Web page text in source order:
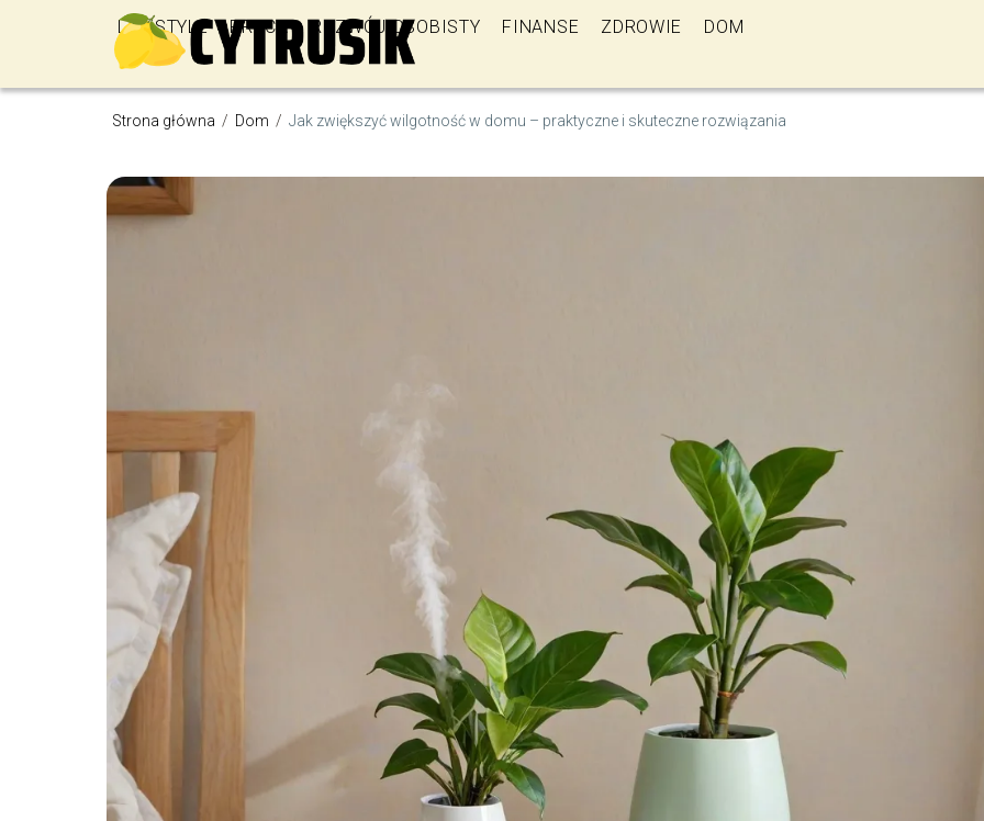
LIFESTYLE PRACA ROZWÓJ OSOBISTY FINANSE ZDROWIE DOM
Strona główna / Dom / Jak zwiększyć wilgotność w domu – praktyczne i skuteczne rozwiązania